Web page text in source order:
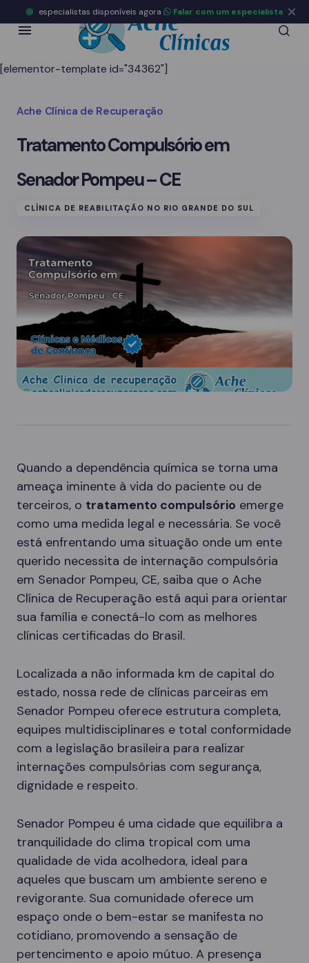
[elementor-template id="34362"]
Ache Clínica de Recuperação
Tratamento Compulsório em
Senador Pompeu – CE
CLÍNICA DE REABILITAÇÃO NO RIO GRANDE DO SUL
Quando a dependência química se torna uma
ameaça iminente à vida do paciente ou de
terceiros, o tratamento compulsório emerge
como uma medida legal e necessária. Se você
está enfrentando uma situação onde um ente
querido necessita de internação compulsória
em Senador Pompeu, CE, saiba que o Ache
Clínica de Recuperação está aqui para orientar
sua família e conectá-lo com as melhores
clínicas certificadas do Brasil.
Localizada a não informada km de capital do
estado, nossa rede de clínicas parceiras em
Senador Pompeu oferece estrutura completa,
equipes multidisciplinares e total conformidade
com a legislação brasileira para realizar
internações compulsórias com segurança,
dignidade e respeito.
Senador Pompeu é uma cidade que equilibra a
tranquilidade do clima tropical com uma
qualidade de vida acolhedora, ideal para
aqueles que buscam um ambiente sereno e
revigorante. Sua comunidade oferece um
espaço onde o bem-estar se manifesta no
cotidiano, promovendo a sensação de
pertencimento e apoio mútuo. A presença
especialistas disponíveis agora Falar com um especialista